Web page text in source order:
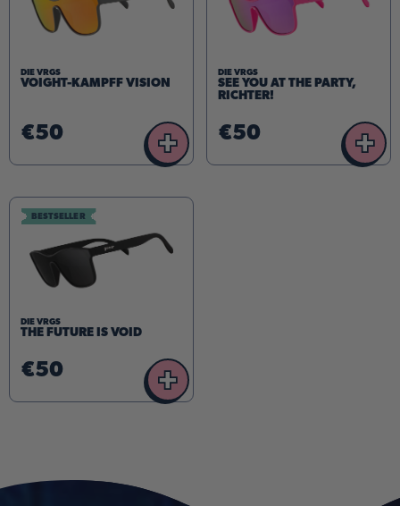
DIE VRGS
VOIGHT-KAMPFF VISION
€50 +
DIE VRGS
SEE YOU AT THE PARTY,
RICHTER!
€50 +
BESTSELLER
DIE VRGS
THE FUTURE IS VOID
€50 +